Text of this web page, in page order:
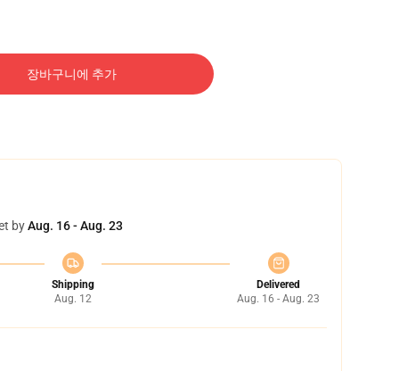
장바구니에 추가
byAug. 16 - Aug. 23
Shipping
Aug. 12
Delivered
Aug. 16 - Aug. 23